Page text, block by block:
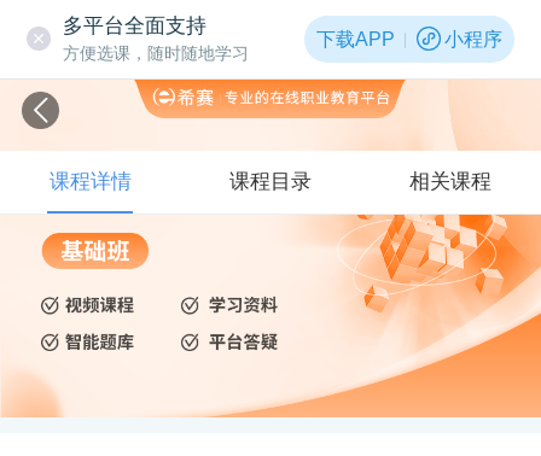
多平台全面支持
方便选课，随时随地学习
下载APP 小程序
课程详情 课程目录 相关课程